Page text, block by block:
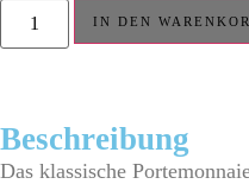
IN DEN
Beschreibung
Das klassische